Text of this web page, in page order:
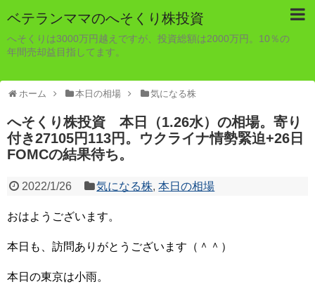
ベテランママのへそくり株投資
へそくりは3000万円越えですが、投資総額は2000万円。10％の
年間売却益目指してます。
ホーム 本日の相場 気になる株
へそくり株投資 本日（1.26水）の相場。寄り
付き27105円113円。ウクライナ情勢緊迫+26日
FOMCの結果待ち。
2022/1/26 気になる株,本日の相場
おはようございます。
本日も、訪問ありがとうございます（＾＾）
本日の東京は小雨。